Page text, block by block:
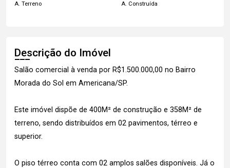
A. Terreno A. Construída
Descrição do Imóvel
Salão comercial à venda por R$1.500.000,00 no Bairro
Morada do Sol em Americana/SP.
Este imóvel dispõe de 400M² de construção e 358M² de
terreno, sendo distribuídos em 02 pavimentos, térreo e
superior.
O piso térreo conta com 02 amplos salões disponíveis. Já o